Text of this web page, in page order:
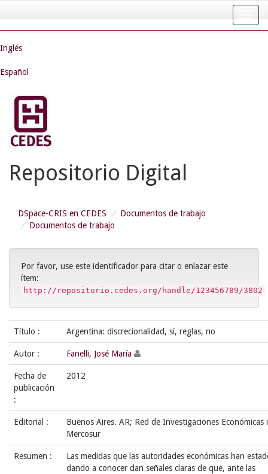
navigation
Inglés
Español
Repositorio Digital
DSpace-CRIS en CEDES
Documentos de trabajo
Documentos de trabajo
Por favor, use este identificador para citar o enlazar este
ítem:
http://repositorio.cedes.org/handle/123456789/3802
Título : Argentina: discrecionalidad, sí, reglas, no
Autor : Fanelli, José María
Fecha de
publicación
:
2012
Editorial :
Buenos Aires. AR; Red de Investigaciones Económicas
Mercosur
Resumen :
Las medidas que las autoridades económicas han
dando a conocer dan señales claras de que, ante las